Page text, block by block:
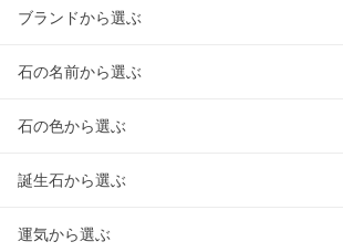
ブランドから選ぶ
石の名前から選ぶ
石の色から選ぶ
誕生石から選ぶ
運気から選ぶ